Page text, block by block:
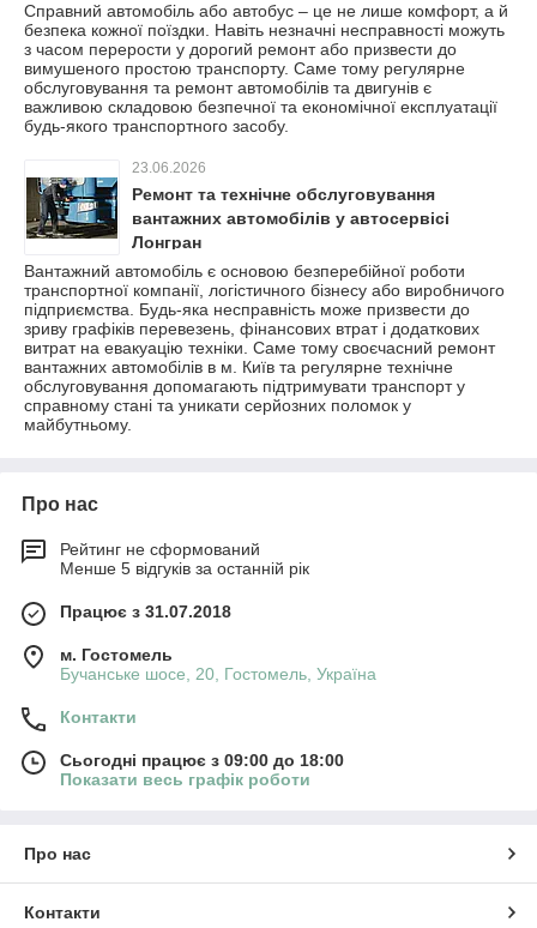
Справний автомобіль або автобус – це не лише комфорт, а й
безпека кожної поїздки. Навіть незначні несправності можуть
з часом перерости у дорогий ремонт або призвести до
вимушеного простою транспорту. Саме тому регулярне
обслуговування та ремонт автомобілів та двигунів є
важливою складовою безпечної та економічної експлуатації
будь-якого транспортного засобу.
23.06.2026
Ремонт та технічне обслуговування
вантажних автомобілів у автосервісі
Лонгран
Вантажний автомобіль є основою безперебійної роботи
транспортної компанії, логістичного бізнесу або виробничого
підприємства. Будь-яка несправність може призвести до
зриву графіків перевезень, фінансових втрат і додаткових
витрат на евакуацію техніки. Саме тому своєчасний ремонт
вантажних автомобілів в м. Київ та регулярне технічне
обслуговування допомагають підтримувати транспорт у
справному стані та уникати серйозних поломок у
майбутньому.
Про нас
Рейтинг не сформований
Менше 5 відгуків за останній рік
Працює з 31.07.2018
м. Гостомель
Бучанське шосе, 20, Гостомель, Україна
Контакти
Сьогодні працює з 09:00 до 18:00
Показати весь графік роботи
Про нас
Контакти